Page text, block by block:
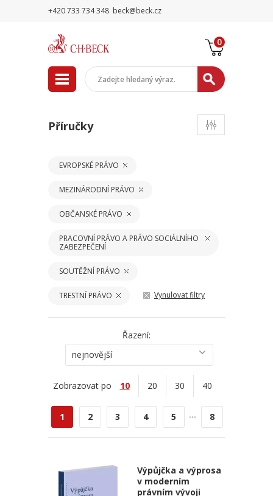
+420 733 734 348 beck@beck.cz
0
Příručky
EVROPSKÉ PRÁVO
MEZINÁRODNÍ PRÁVO
OBČANSKÉ PRÁVO
PRACOVNÍ PRÁVO A PRÁVO SOCIÁLNÍHO
ZABEZPEČENÍ
SOUTĚŽNÍ PRÁVO
TRESTNÍ PRÁVO Vynulovat filtry
Řazení:
nejnovější
Zobrazovat po 10 20 30 40
1 2 3 4 5 ... 8
Výpůjčka a výprosa
v moderním
právním vývoji